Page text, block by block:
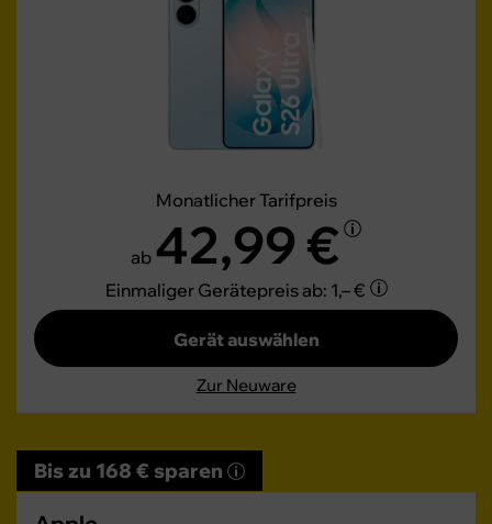
Monatlicher Tarifpreis
ab 42,99 €
Einmaliger Gerätepreisab: 1,– €
Gerät auswählen
Zur Neuware
Bis zu 168 € sparen